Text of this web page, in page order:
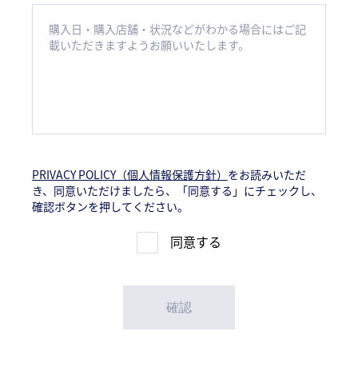
PRIVACY POLICY（個人情報保護方針） をお読みいただ
き、 同意いただけましたら、「同意する」にチェックし、
確認ボタンを押してください。
同意する